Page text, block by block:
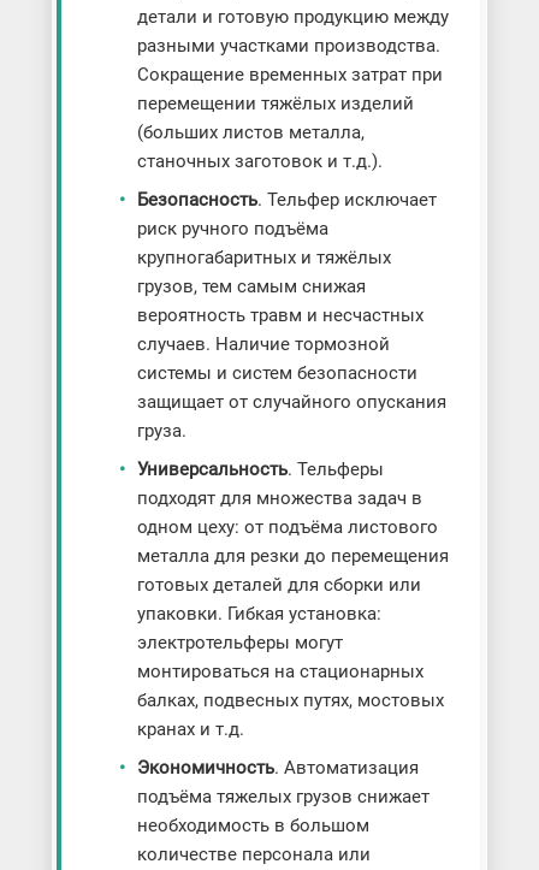
детали и готовую продукцию между
разными участками производства.
Сокращение временных затрат при
перемещении тяжёлых изделий
(больших листов металла,
станочных заготовок и т.д.).
Безопасность. Тельфер исключает
риск ручного подъёма
крупногабаритных и тяжёлых
грузов, тем самым снижая
вероятность травм и несчастных
случаев. Наличие тормозной
системы и систем безопасности
защищает от случайного опускания
груза.
Универсальность. Тельферы
подходят для множества задач в
одном цеху: от подъёма листового
металла для резки до перемещения
готовых деталей для сборки или
упаковки. Гибкая установка:
электротельферы могут
монтироваться на стационарных
балках, подвесных путях, мостовых
кранах и т.д.
Экономичность. Автоматизация
подъёма тяжелых грузов снижает
необходимость в большом
количестве персонала или